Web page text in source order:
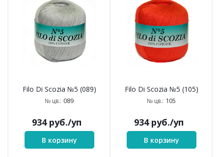
Filo Di Scozia №5 (089)
№ цв.: 089
934руб./уп
В корзину
Filo Di Scozia №5 (105)
№ цв.: 105
934руб./уп
В корзину